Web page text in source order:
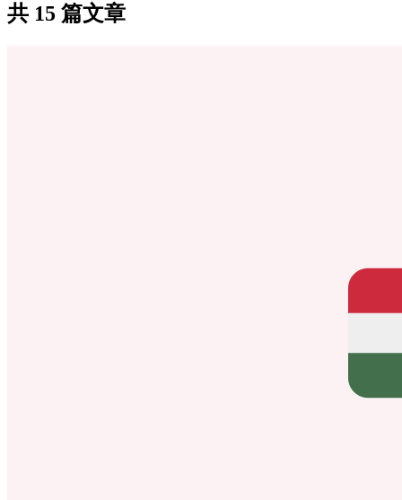
共 15 篇文章